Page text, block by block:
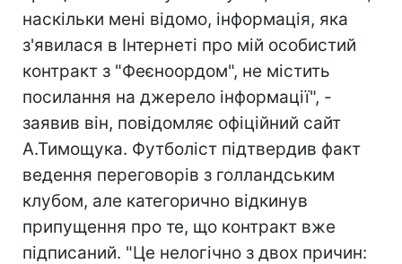
наскільки мені відомо, інформація, яка
з'явилася в Інтернеті про мій особистий
контракт з "Феєноордом", не містить
посилання на джерело інформації", -
заявив він, повідомляє офіційний сайт
А.Тимощука. Футболіст підтвердив факт
ведення переговорів з голландським
клубом, але категорично відкинув
припущення про те, що контракт вже
підписаний. "Це нелогічно з двох причин: